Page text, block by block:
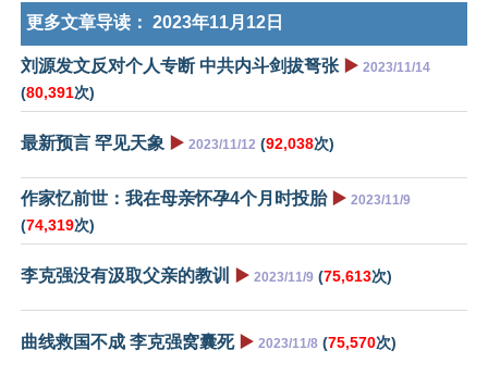
更多文章导读： 2023年11月12日
刘源发文反对个人专断 中共内斗剑拔弩张 ▶️ 2023/11/14
(80,391次)
最新预言 罕见天象 ▶️ 2023/11/12 (92,038次)
作家忆前世：我在母亲怀孕4个月时投胎 ▶️ 2023/11/9
(74,319次)
李克强没有汲取父亲的教训 ▶️ 2023/11/9 (75,613次)
曲线救国不成 李克强窝囊死 ▶️ 2023/11/8 (75,570次)